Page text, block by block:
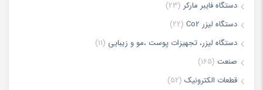
دستگاه فایبر مارکر (23)
دستگاه لیزر Co2
(22)
دستگاه لیزر، تجهیزات پوست ،مو و زیبایی (11)
صنعت (165)
قطعات الکترونیک (52)
ذخیره نام، ایمیل و وبسایت من در مرورگر برای زمانی که دوباره دیدگاهی
می‌نویسم.